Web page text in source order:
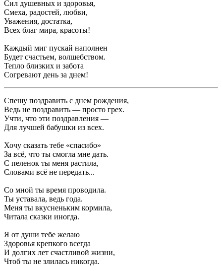
Сил душевных и здоровья,
Смеха, радостей, любви,
Уважения, достатка,
Всех благ мира, красоты!
Каждый миг пускай наполнен
Будет счастьем, волшебством.
Тепло близких и забота
Согревают день за днем!
Спешу поздравить с днем рождения,
Ведь не поздравить — просто грех.
Учти, что эти поздравления —
Для лучшей бабушки из всех.
Хочу сказать тебе «спасибо»
За всё, что ты смогла мне дать.
С пеленок ты меня растила,
Словами всё не передать...
Со мной ты время проводила.
Ты уставала, ведь года.
Меня ты вкусненьким кормила,
Читала сказки иногда.
Я от души тебе желаю
Здоровья крепкого всегда
И долгих лет счастливой жизни,
Чтоб ты не злилась никогда.